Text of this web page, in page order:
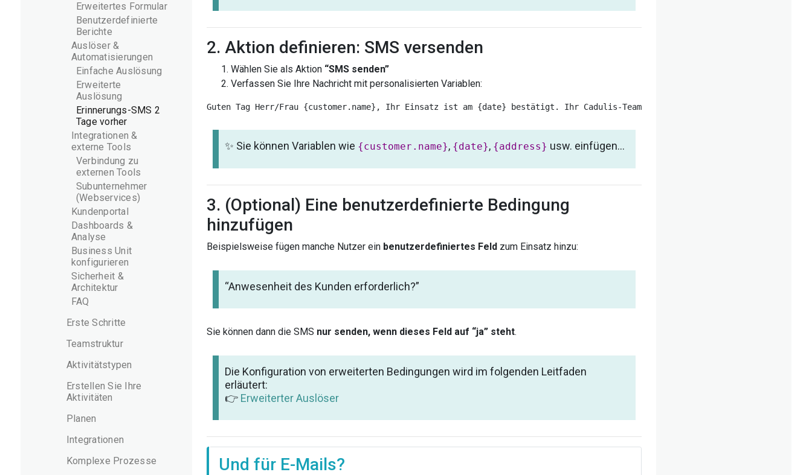
Erweitertes Formular
Benutzerdefinierte
Berichte
Auslöser &
Automatisierungen
Einfache Auslösung
Erweiterte
Auslösung
Erinnerungs-SMS 2
Tage vorher
Integrationen &
externe Tools
Verbindung zu
externen Tools
Subunternehmer
(Webservices)
Kundenportal
Dashboards &
Analyse
Business Unit
konfigurieren
Sicherheit &
Architektur
FAQ
Erste Schritte
Teamstruktur
Aktivitätstypen
Erstellen Sie Ihre
Aktivitäten
Planen
Integrationen
Komplexe Prozesse
2. Aktion definieren: SMS versenden
Wählen Sie als Aktion “SMS senden”
Verfassen Sie Ihre Nachricht mit personalisierten Variablen:
Guten Tag Herr/Frau {customer.name}, Ihr Einsatz ist am {date} bestätigt. Ihr Cadulis-Team
✨ Sie können Variablen wie {customer.name}, {date}, {address} usw. einfügen…
3. (Optional) Eine benutzerdefinierte Bedingung
hinzufügen
Beispielsweise fügen manche Nutzer ein benutzerdefiniertes Feldzum Einsatz hinzu:
“Anwesenheit des Kunden erforderlich?”
Sie können dann die SMS nur senden, wenn dieses Feld auf “ja” steht.
Die Konfiguration von erweiterten Bedingungen wird im folgenden Leitfaden
erläutert:
👉 Erweiterter Auslöser
Und für E-Mails?